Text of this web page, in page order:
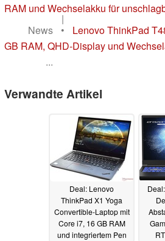
RAM und Wechselakku für
|
News
•
Lenovo ThinkPad
GB RAM, QHD-Display und
...
Verwandte Artikel
Deal: Lenovo
ThinkPad X1 Yoga
Convertible-Laptop mit
Core i7, 16 GB RAM
und integriertem Pen